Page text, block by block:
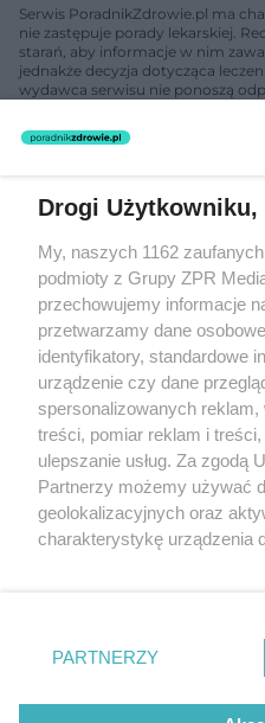
Serwis PoradnikZdrowie.pl ma
nie zastępuje porady lekarskiej.
starań, aby informacje w nim
jednakże decyzja dotycząca
wydawca serwisu nie ponoszą
nie prowadzi działalności
świadczeń zdrowotnych w
Żaden utwór zamieszczony w
rozpowszechniany lub dalej
(w tym także elektroniczny lub
eksploatacji w jakiejkolwiek
Internecie bez pisemnej zgody
lub wykorzystanie utworów w
prawa, tzn. bez właściwej zgody,
może być ścigane prawnie.
O
Drogi Użytkowniku,
My, naszych 1162
podmioty z Grupy ZPR
przechowujemy informacje
przetwarzamy dane
identyfikatory, standardowe
urządzenie czy dane
spersonalizowanych
treści, pomiar reklam i
ulepszanie usług. Za zgodą
Partnerzy możemy używać
geolokalizacyjnych oraz
charakterystykę urządzenia
zmienić/wycofać klikając
znajdujący się w lewym
rodzaje przetwarzania
PARTNERZY